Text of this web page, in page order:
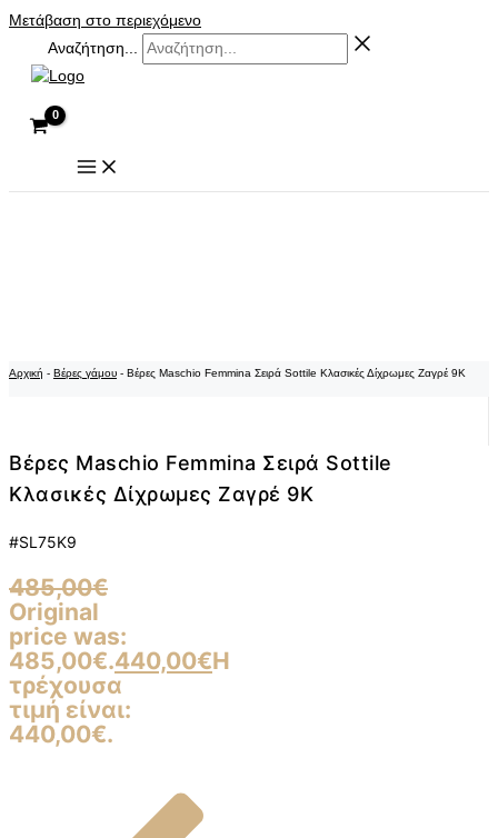
Μετάβαση στο περιεχόμενο
Αναζήτηση...
Αρχική - Βέρες γάμου - Βέρες Maschio Femmina Σειρά Sottile Κλασικές Δίχρωμες Ζαγρέ 9Κ
Βέρες Maschio Femmina Σειρά Sottile
Κλασικές Δίχρωμες Ζαγρέ 9Κ
#SL75K9
485,00€
Original
price was:
485,00€.440,00€Η
τρέχουσα
τιμή είναι:
440,00€.